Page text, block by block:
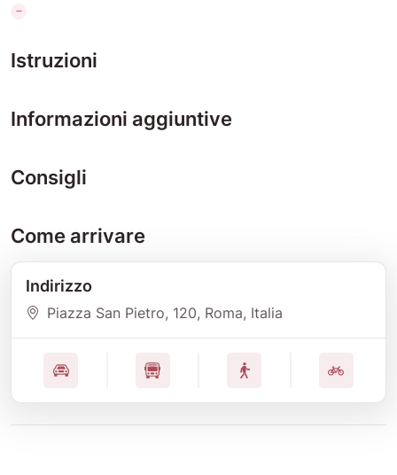
Istruzioni
Informazioni aggiuntive
Consigli
Come arrivare
Indirizzo
Piazza San Pietro, 120, Roma, Italia